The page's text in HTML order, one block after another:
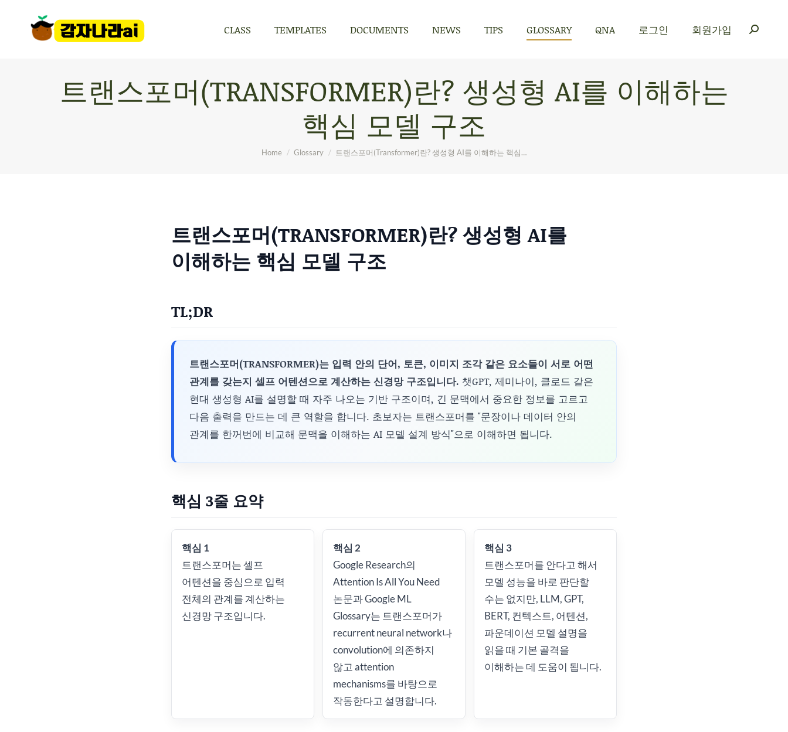
CLASS TEMPLATES DOCUMENTS NEWS TIPS GLOSSARY QNA 로그인 회원가입
트랜스포머(TRANSFORMER)란? 생성형 AI를 이해하는
핵심 모델 구조
You are here:
Home Glossary 트랜스포머(Transformer)란? 생성형 AI를 이해하는 핵심…
트랜스포머(TRANSFORMER)란? 생성형 AI를
이해하는 핵심 모델 구조
TL;DR
트랜스포머(TRANSFORMER)는 입력 안의 단어, 토큰, 이미지 조각 같은 요소들이 서로 어떤
관계를 갖는지 셀프 어텐션으로 계산하는 신경망 구조입니다. 챗GPT, 제미나이, 클로드 같은
현대 생성형 AI를 설명할 때 자주 나오는 기반 구조이며, 긴 문맥에서 중요한 정보를 고르고
다음 출력을 만드는 데 큰 역할을 합니다. 초보자는 트랜스포머를 "문장이나 데이터 안의
관계를 한꺼번에 비교해 문맥을 이해하는 AI 모델 설계 방식"으로 이해하면 됩니다.
핵심 3줄 요약
핵심 1
트랜스포머는 셀프
어텐션을 중심으로 입력
전체의 관계를 계산하는
신경망 구조입니다.
핵심 2
Google Research의
Attention Is All You Need
논문과 Google ML
Glossary는 트랜스포머가
recurrent neural network나
convolution에 의존하지
않고 attention
mechanisms를 바탕으로
작동한다고 설명합니다.
핵심 3
트랜스포머를 안다고 해서
모델 성능을 바로 판단할
수는 없지만, LLM, GPT,
BERT, 컨텍스트, 어텐션,
파운데이션 모델 설명을
읽을 때 기본 골격을
이해하는 데 도움이 됩니다.
로그인 회원가입